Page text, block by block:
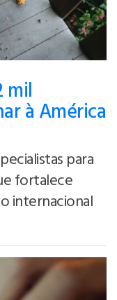
mil
à América
para
fortalece
internacional